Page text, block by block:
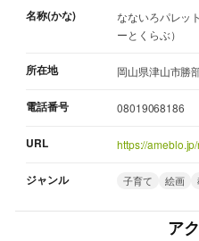
名称(かな)
なないろパレッ
ーとくらぶ）
所在地 岡山県津山市勝
電話番号 08019068186
URL https://
ジャンル 子育て 絵画
ア